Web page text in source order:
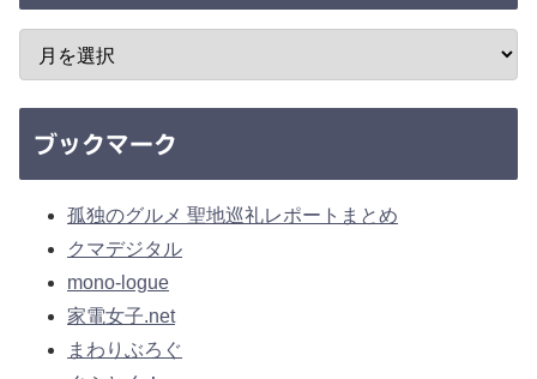
ブックマーク
孤独のグルメ 聖地巡礼レポートまとめ
クマデジタル
mono-logue
家電女子.net
まわりぶろぐ